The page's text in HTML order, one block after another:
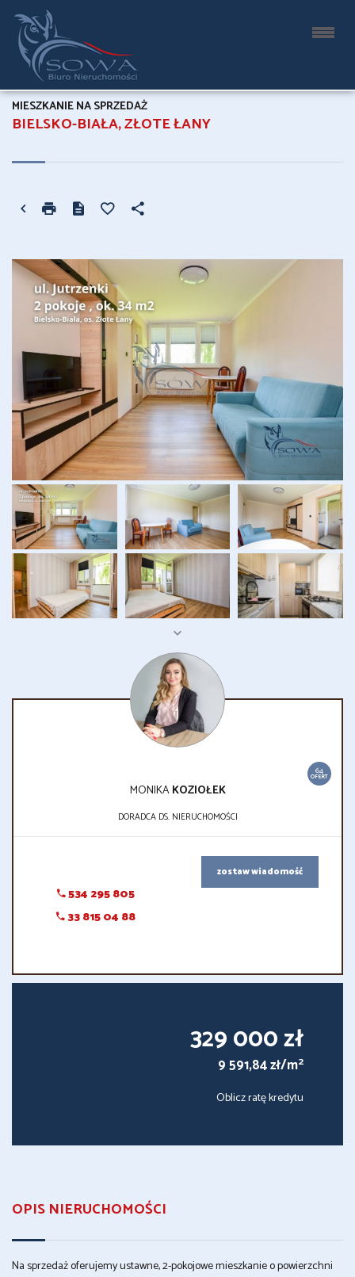
BIELSKO-BIAŁA, ZŁOTE ŁANY
MIESZKANIE NA SPRZEDAŻ
64
OFERT
MONIKAKOZIOŁEK
DORADCA DS. NIERUCHOMOŚCI
534 295 805
33 815 04 88
zostaw wiadomość
329 000 zł
9 591,84 zł/m2
Oblicz ratę kredytu
OPIS NIERUCHOMOŚCI
Na sprzedaż oferujemy ustawne, 2-pokojowe mieszkanie o powierzchni